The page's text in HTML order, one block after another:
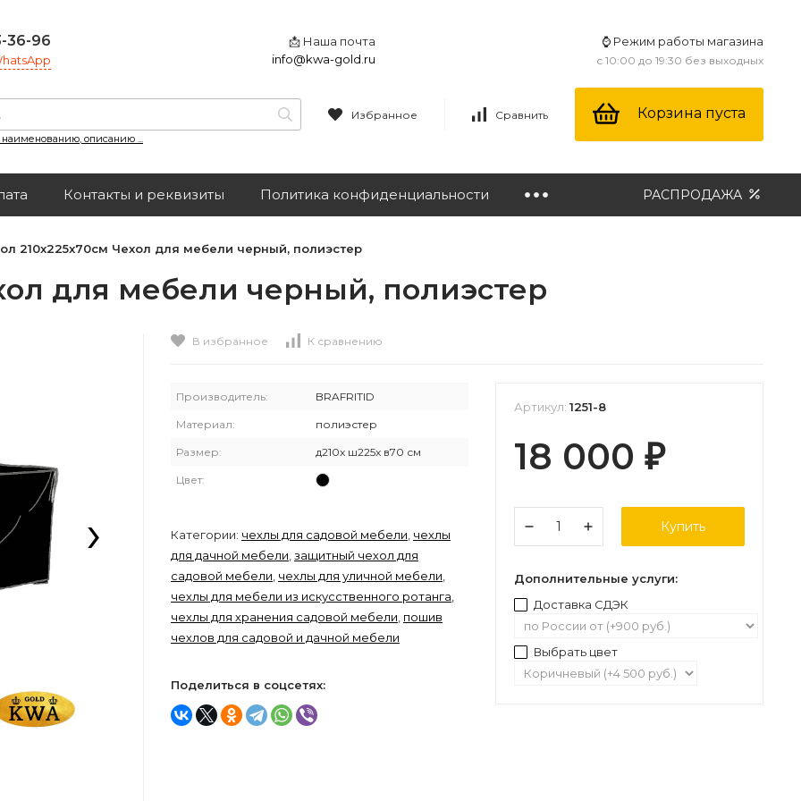
36-96
📩 Наша почта
info@kwa-gold.ru
⌚ Режим работы магазина
с 10:00 до 19:30 без выходных
наименованию, описанию ...
Избранное Сравнить Корзина пуста
Контакты и реквизиты Политика конфиденциальности РАСПРОДАЖА
210x225x70см Чехол для мебели черный, полиэстер
для мебели черный, полиэстер
›
В избранное К сравнению
Производитель: BRAFRITID
Материал: полиэстер
Размер: д210x ш225x в70 см
Цвет:
Категории: чехлы для садовой мебели чехлы
для дачной мебели защитный чехол для
садовой мебели чехлы для уличной мебели
чехлы для мебели из искусственного ротанга
чехлы для хранения садовой мебели пошив
чехлов для садовой и дачной мебели
Поделиться в соцсетях:
Артикул: 1251-8
18 000 ₽
Купить
Дополнительные услуги:
Доставка СДЭК
Выбрать цвет